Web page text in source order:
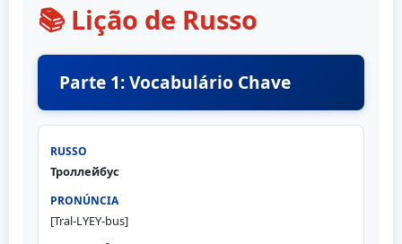
📚 Lição de Russo
Parte 1: Vocabulário Chave
Троллейбус
[Tral-LYEY-bus]